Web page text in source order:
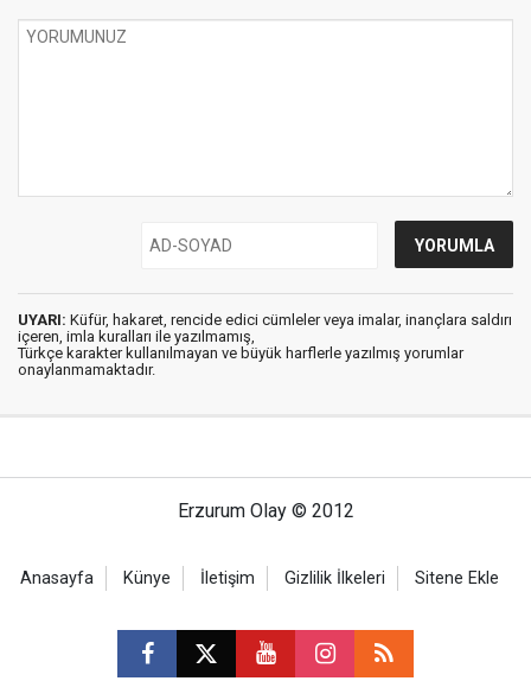
UYARI: Küfür, hakaret, rencide edici cümleler veya imalar, inançlara saldırı
içeren, imla kuralları ile yazılmamış,
Türkçe karakter kullanılmayan ve büyük harflerle yazılmış yorumlar
onaylanmamaktadır.
Erzurum Olay © 2012
Anasayfa Künye İletişim Gizlilik İlkeleri Sitene Ekle